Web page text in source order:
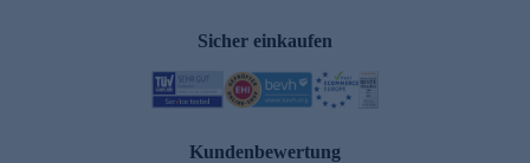
Sicher einkaufen
Kundenbewertung